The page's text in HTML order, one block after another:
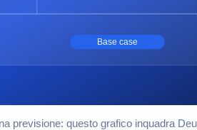
previsione: questo grafico inquadra